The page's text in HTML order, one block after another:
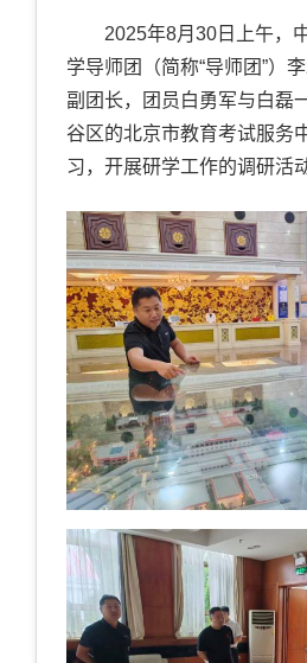
2025年8月 30 日上午，
学导师团（简称“导师团”）
副团长，团员白勇军与白磊
谷区的北京市教育考试服务
习，开展研学工作的调研活动